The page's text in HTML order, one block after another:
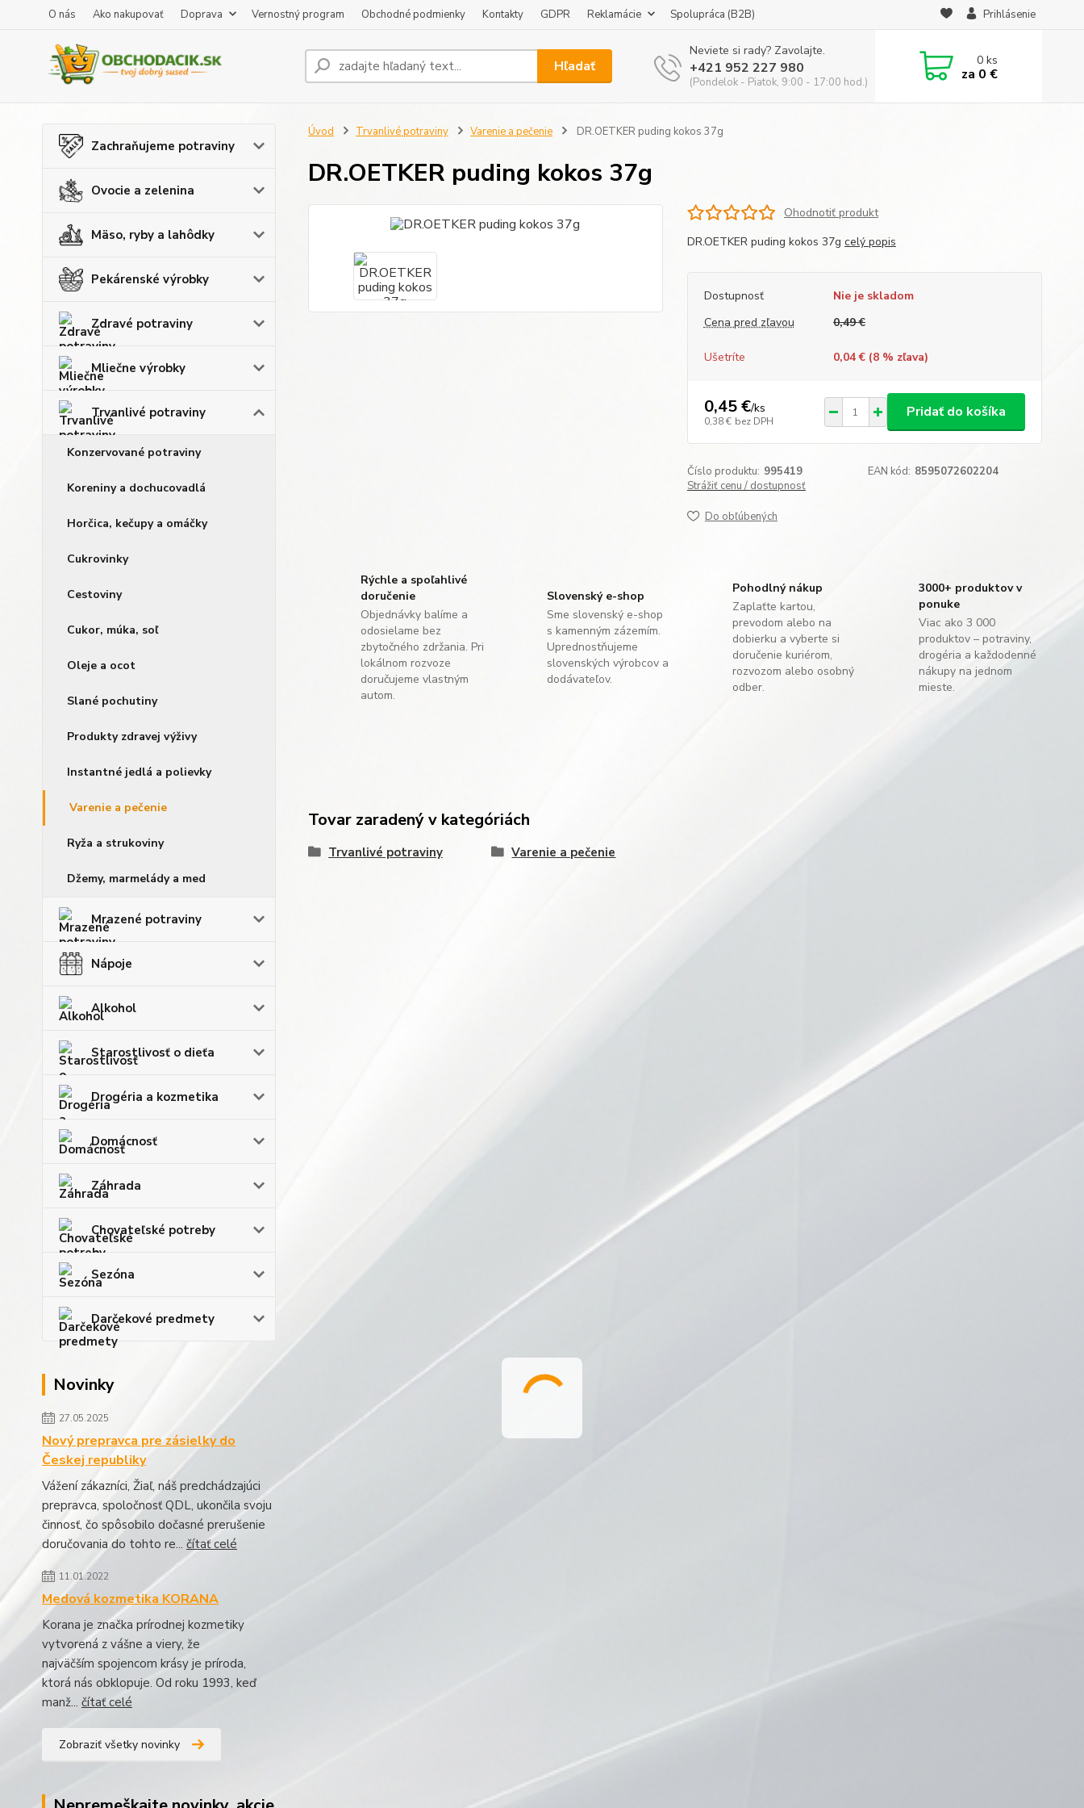
O nás Ako nakupovať Doprava Vernostný program Obchodné podmienky Kontakty GDPR Reklamácie Spolupráca (B2B) Prihlásenie
Hľadať
Neviete si rady? Zavolajte.
+421 952 227 980
(Pondelok - Piatok, 9:00 - 17:00 hod.)
0ks
za 0 €
Zachraňujeme potraviny
Ovocie a zelenina
Mäso, ryby a lahôdky
Pekárenské výrobky
Zdravé potraviny
Mliečne výrobky
Trvanlivé potraviny
Konzervované potraviny
Koreniny a dochucovadlá
Horčica, kečupy a omáčky
Cukrovinky
Cestoviny
Cukor, múka, soľ
Oleje a ocot
Slané pochutiny
Produkty zdravej výživy
Instantné jedlá a polievky
Varenie a pečenie
Ryža a strukoviny
Džemy, marmelády a med
Mrazené potraviny
Nápoje
Alkohol
Starostlivosť o dieťa
Drogéria a kozmetika
Domácnosť
Záhrada
Chovateľské potreby
Sezóna
Darčekové predmety
Novinky
27.05.2025
Nový prepravca pre zásielky do
Českej republiky
Vážení zákazníci, Žiaľ, náš predchádzajúci
prepravca, spoločnosť QDL, ukončila svoju
činnosť, čo spôsobilo dočasné prerušenie
doručovania do tohto re... čítať celé
11.01.2022
Medová kozmetika KORANA
Korana je značka prírodnej kozmetiky
vytvorená z vášne a viery, že
najväčším spojencom krásy je príroda,
ktorá nás obklopuje. Od roku 1993, keď
manž... čítať celé
Zobraziť všetky novinky
Úvod Trvanlivé potraviny Varenie a pečenie DR.OETKER puding kokos 37g
DR.OETKER puding kokos 37g
Ohodnotiť produkt
DR.OETKER puding kokos 37g celý popis
Dostupnosť
Nie je skladom
Cena pred zľavou
0,49 €
Ušetríte 0,04 € (8% zľava)
0,45 €/ks
0,38 € bez DPH
Pridať do košíka
Číslo produktu: 995419 EAN kód: 8595072602204
Strážiť cenu / dostupnosť
Do obľúbených
Rýchle a spoľahlivé
doručenie
Objednávky balíme a
odosielame bez
zbytočného zdržania. Pri
lokálnom rozvoze
doručujeme vlastným
autom.
Slovenský e-shop
Sme slovenský e-shop
s kamenným zázemím.
Uprednostňujeme
slovenských výrobcov a
dodávateľov.
Pohodlný nákup
Zaplaťte kartou,
prevodom alebo na
dobierku a vyberte si
doručenie kuriérom,
rozvozom alebo osobný
odber.
3000+ produktov v
ponuke
Viac ako 3 000
produktov – potraviny,
drogéria a každodenné
nákupy na jednom
mieste.
Tovar zaradený v kategóriách
Trvanlivé potraviny Varenie a pečenie